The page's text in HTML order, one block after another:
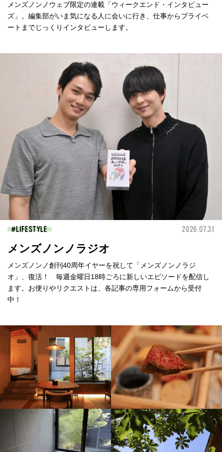
メンズノンノウェブ限定の連載「ウィークエンド・インタビュー
ズ」。編集部がいま気になる人に会いに行き、仕事からプライベ
ートまでじっくりインタビューします。
LIFESTYLE 2026.07.31
メンズノンノラジオ
メンズノンノ創刊40周年イヤーを祝して「メンズノンノラジ
オ」、復活！ 毎週金曜日18時ごろに新しいエピソードを配信し
ます。お便りやリクエストは、各記事の専用フォームから受付
中！